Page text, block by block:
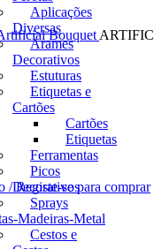
Aplicações
Diversas
Arames
Decorativos
Estuturas
Etiquetas e
Cartões
Cartões
Etiquetas
Ferramentas
Picos
Decorativos
Sprays
Madeiras-Metal
Cestos e
Bouquet
/ Registe-se para comprar